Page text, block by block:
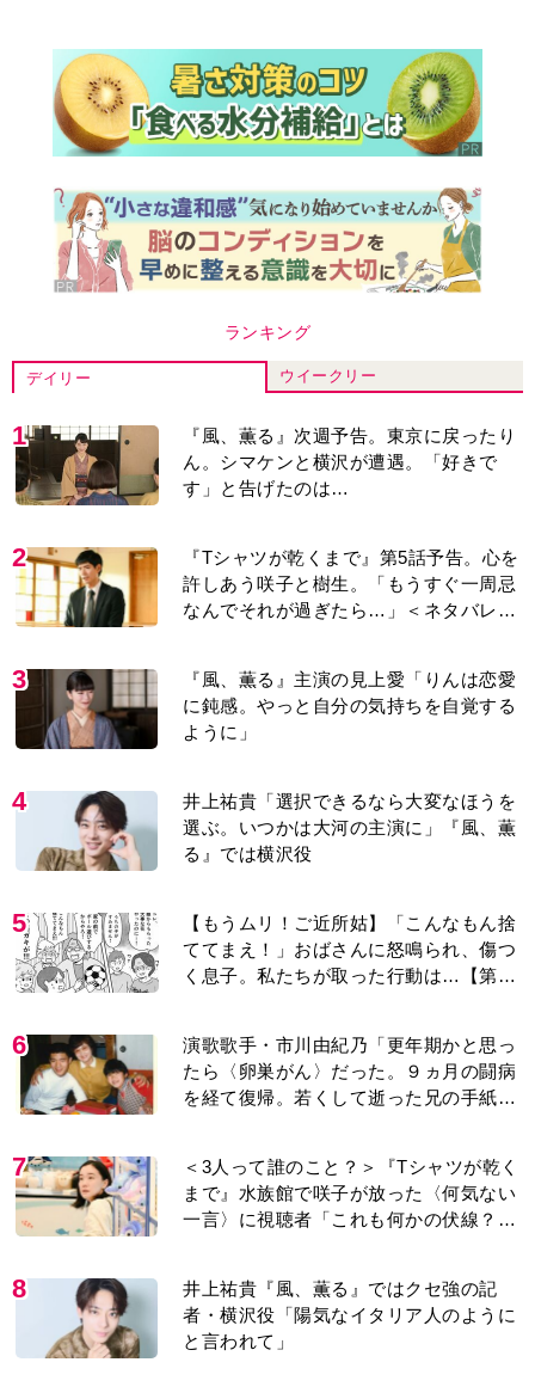
ランキング
デイリー ウイークリー
1
『風、薫る』次週予告。東京に戻ったり
ん。シマケンと横沢が遭遇。「好きで
す」と告げたのは…
2
『Tシャツが乾くまで』第5話予告。心を
許しあう咲子と樹生。「もうすぐ一周忌
なんでそれが過ぎたら…」＜ネタバレあ
3
『風、薫る』主演の見上愛「りんは恋愛
に鈍感。やっと自分の気持ちを自覚する
ように」
4
井上祐貴「選択できるなら大変なほうを
選ぶ。いつかは大河の主演に」『風、薫
る』では横沢役
5
【もうムリ！ご近所姑】「こんなもん捨
ててまえ！」おばさんに怒鳴られ、傷つ
く息子。私たちが取った行動は…【第3
6
演歌歌手・市川由紀乃「更年期かと思っ
たら〈卵巣がん〉だった。９ヵ月の闘病
を経て復帰。若くして逝った兄の手紙を
7
＜3人って誰のこと？＞『Tシャツが乾く
まで』水族館で咲子が放った〈何気ない
一言〉に視聴者「これも何かの伏線？」
8
井上祐貴『風、薫る』ではクセ強の記
者・横沢役「陽気なイタリア人のように
と言われて」